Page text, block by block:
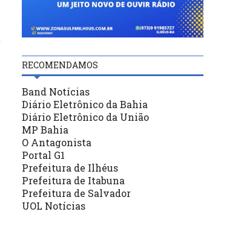
DESTAQUES
13/02/20
ILHÉUS: Distrito de Castelo
Novo recebe mutirão neste
sábado (15)
RECOMENDAMOS
Band Notícias
Diário Eletrônico da Bahia
Diário Eletrônico da União
MP Bahia
O Antagonista
Portal G1
Prefeitura de Ilhéus
Prefeitura de Itabuna
Prefeitura de Salvador
UOL Notícias